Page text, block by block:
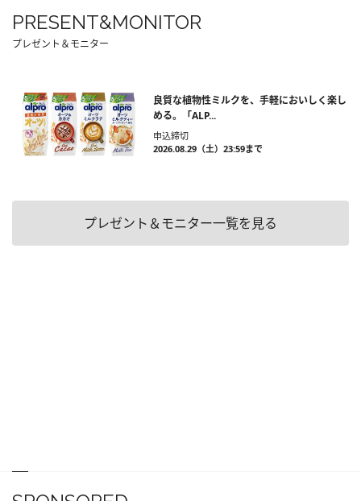
PRESENT&MONITOR
プレゼント＆モニター
良質な植物性ミルクを、手軽においしく楽し
める。「ALP...
申込締切
2026.08.29（土）23:59まで
プレゼント＆モニター一覧を見る